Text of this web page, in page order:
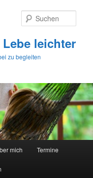
leichter
zu begleiten
mich Termine